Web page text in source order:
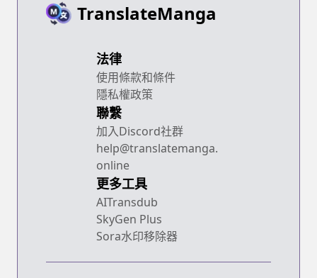
TranslateManga
法律
使用條款和條件
隱私權政策
聯繫
加入Discord社群
help@translatemanga.
online
更多工具
AITransdub
SkyGen Plus
Sora水印移除器